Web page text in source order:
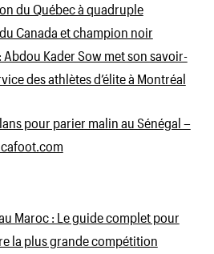
du Québec à quadruple
Canada et champion noir
Kader Sow met son savoir-
des athlètes d’élite à Montréal
pour parier malin au Sénégal –
Maroc : Le guide complet pour
la plus grande compétition